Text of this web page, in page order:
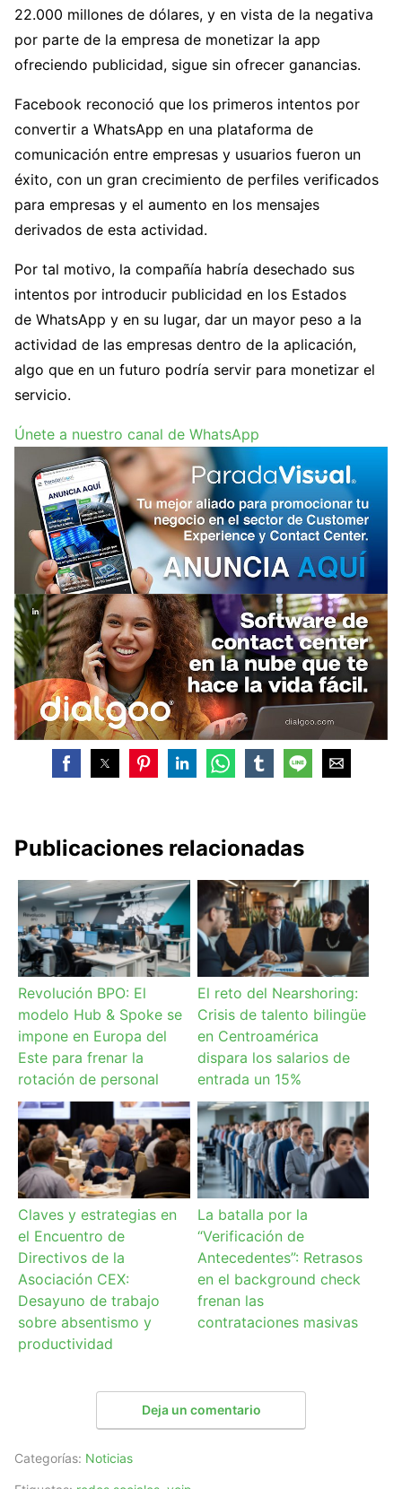
22.000 millones de dólares, y en vista de la negativa
por parte de la empresa de monetizar la app
ofreciendo publicidad, sigue sin ofrecer ganancias.
Facebook reconoció que los primeros intentos por
convertir a WhatsApp en una plataforma de
comunicación entre empresas y usuarios fueron un
éxito, con un gran crecimiento de perfiles verificados
para empresas y el aumento en los mensajes
derivados de esta actividad.
Por tal motivo, la compañía habría desechado sus
intentos por introducir publicidad en los Estados
de WhatsApp y en su lugar, dar un mayor peso a la
actividad de las empresas dentro de la aplicación,
algo que en un futuro podría servir para monetizar el
servicio.
Únete a nuestro canal de WhatsApp
Publicaciones relacionadas
Revolución BPO: El
modelo Hub & Spoke se
impone en Europa del
Este para frenar la
rotación de personal
El reto del Nearshoring:
Crisis de talento bilingüe
en Centroamérica
dispara los salarios de
entrada un 15%
Claves y estrategias en
el Encuentro de
Directivos de la
Asociación CEX:
Desayuno de trabajo
sobre absentismo y
productividad
La batalla por la
“Verificación de
Antecedentes”: Retrasos
en el background check
frenan las
contrataciones masivas
Deja un comentario
Categorías: Noticias